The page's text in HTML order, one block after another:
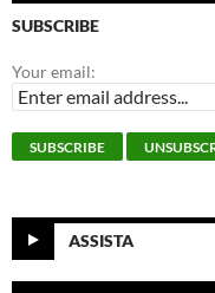
SUBSCRIBE
Your email:
ASSISTA